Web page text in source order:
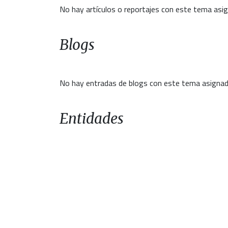
No hay artículos o reportajes con este tema
Blogs
No hay entradas de blogs con este tema
Entidades